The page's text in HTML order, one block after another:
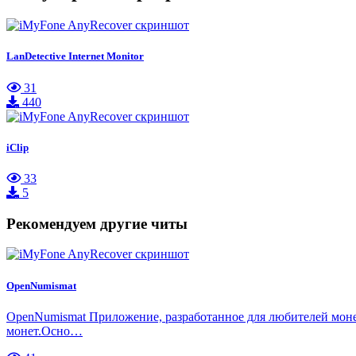
LanDetective Internet Monitor
31
440
iClip
33
5
Рекомендуем другие читы
OpenNumismat
OpenNumismat Приложение, разработанное для любителей
монет.Осно…